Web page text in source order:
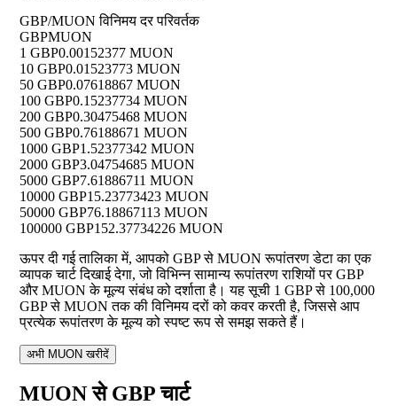
GBP/MUON विनिमय दर परिवर्तक
GBPMUON
1 GBP0.00152377 MUON
10 GBP0.01523773 MUON
50 GBP0.07618867 MUON
100 GBP0.15237734 MUON
200 GBP0.30475468 MUON
500 GBP0.76188671 MUON
1000 GBP1.52377342 MUON
2000 GBP3.04754685 MUON
5000 GBP7.61886711 MUON
10000 GBP15.23773423 MUON
50000 GBP76.18867113 MUON
100000 GBP152.37734226 MUON
ऊपर दी गई तालिका में, आपको GBP से MUON रूपांतरण डेटा का एक
व्यापक चार्ट दिखाई देगा, जो विभिन्न सामान्य रूपांतरण राशियों पर GBP
और MUON के मूल्य संबंध को दर्शाता है। यह सूची 1 GBP से 100,000
GBP से MUON तक की विनिमय दरों को कवर करती है, जिससे आप
प्रत्येक रूपांतरण के मूल्य को स्पष्ट रूप से समझ सकते हैं।
अभी MUON खरीदें
MUON से GBP चार्ट